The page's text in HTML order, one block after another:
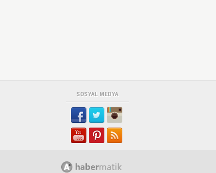
SOSYAL MEDYA